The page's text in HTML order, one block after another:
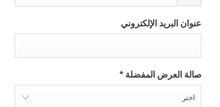
عنوان البريد الإلكتروني
صالة العرض المفضلة *
اختر